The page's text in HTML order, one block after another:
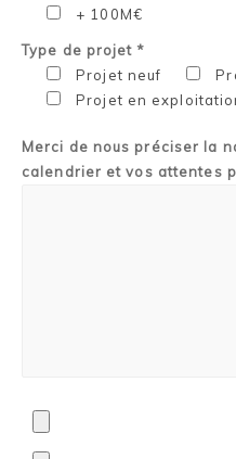
+ 100M€
Type de projet *
Projet neuf
Projet en
Merci de nous préciser la
calendrier et vos attentes